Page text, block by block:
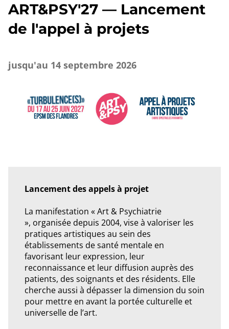
ART&PSY'27 — Lancement
de l'appel à projets
jusqu'au 14 septembre 2026
Lancement des appels à projet
La manifestation « Art & Psychiatrie
», organisée depuis 2004, vise à valoriser les
pratiques artistiques au sein des
établissements de santé mentale en
favorisant leur expression, leur
reconnaissance et leur diffusion auprès des
patients, des soignants et des résidents. Elle
cherche aussi à dépasser la dimension du soin
pour mettre en avant la portée culturelle et
universelle de l’art.